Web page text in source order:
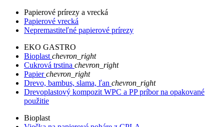
Papierové prírezy a vrecká
Papierové vrecká
Nepremastiteľné papierové prírezy
EKO GASTRO
Bioplast chevron_right
Cukrová trstina chevron_right
Papierchevron_right
Drevo, bambus, slama, ľan chevron_right
Drevoplastový kompozit WPC a PP príbor na opakované
použitie
Bioplast